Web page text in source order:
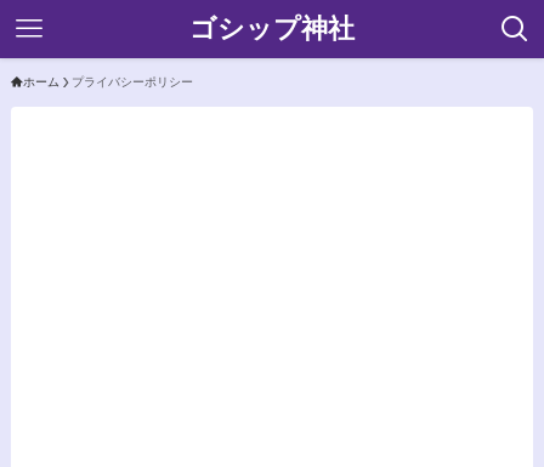
ゴシップ神社
ホーム プライバシーポリシー